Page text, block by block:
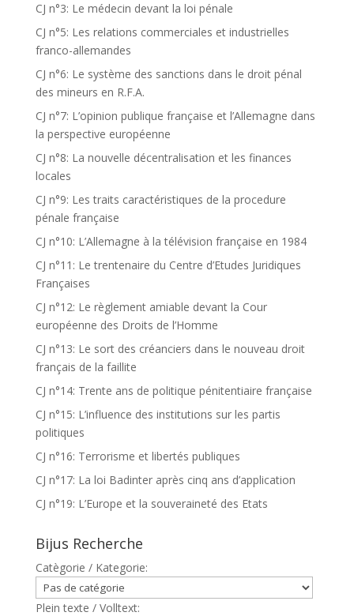
CJ n°3: Le médecin devant la loi pénale
CJ n°5: Les relations commerciales et industrielles
franco-allemandes
CJ n°6: Le système des sanctions dans le droit pénal
des mineurs en R.F.A.
CJ n°7: L’opinion publique française et l’Allemagne dans
la perspective européenne
CJ n°8: La nouvelle décentralisation et les finances
locales
CJ n°9: Les traits caractéristiques de la procedure
pénale française
CJ n°10: L’Allemagne à la télévision française en 1984
CJ n°11: Le trentenaire du Centre d’Etudes Juridiques
Françaises
CJ n°12: Le règlement amiable devant la Cour
européenne des Droits de l’Homme
CJ n°13: Le sort des créanciers dans le nouveau droit
français de la faillite
CJ n°14: Trente ans de politique pénitentiaire française
CJ n°15: L’influence des institutions sur les partis
politiques
CJ n°16: Terrorisme et libertés publiques
CJ n°17: La loi Badinter après cinq ans d’application
CJ n°19: L’Europe et la souveraineté des Etats
Bijus Recherche
Catègorie / Kategorie:
Plein texte / Volltext: